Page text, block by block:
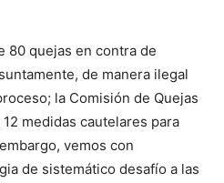
80 quejas en contra de
de manera ilegal
la Comisión de Quejas
medidas cautelares para
vemos con
de sistemático desafío a las